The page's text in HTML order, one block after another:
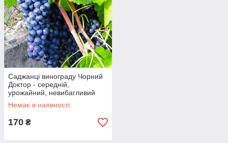
Саджанці винограду Чорний
Доктор - середній,
урожайний, невибагливий
Немає в наявності
170 ₴